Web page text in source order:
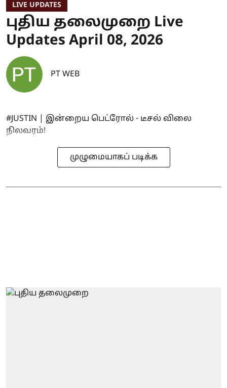
LIVE UPDATES
புதிய தலைமுறை Live
Updates April 08, 2026
PT WEB
#JUSTIN | இன்றைய பெட்ரோல் - டீசல் விலை
நிலவரம்!
முழுமையாகப் படிக்க